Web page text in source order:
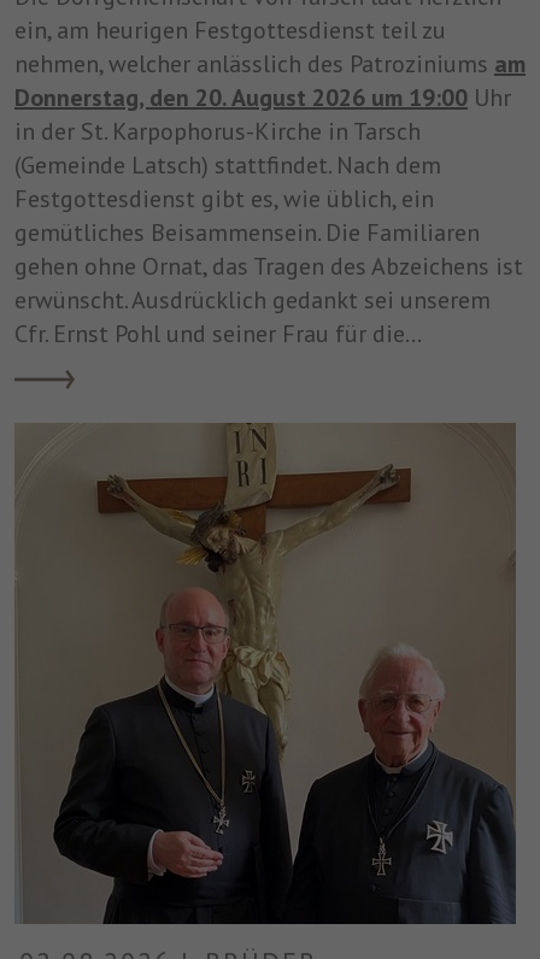
ein, am heurigen Festgottesdienst teil zu
nehmen, welcher anlässlich des Patroziniums am
Donnerstag, den 20. August 2026 um 19:00 Uhr
in der St. Karpophorus-Kirche in Tarsch
(Gemeinde Latsch) stattfindet. Nach dem
Festgottesdienst gibt es, wie üblich, ein
gemütliches Beisammensein. Die Familiaren
gehen ohne Ornat, das Tragen des Abzeichens ist
erwünscht. Ausdrücklich gedankt sei unserem
Cfr. Ernst Pohl und seiner Frau für die…